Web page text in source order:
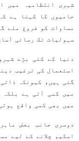
شہری انتظامیہ میں
حامیوں کا کہنا ہے
مساوات کو فروغ ملے
سہولیات تک رسائی
دنیا کے کئی بڑے
استعمال کی ترغیب
گئی ہیں، کیونکہ
میں کمی آتی ہے بلکہ
میں بھی کمی واقع
دوسری جانب بعض
اسکیم چلانے کے لیے